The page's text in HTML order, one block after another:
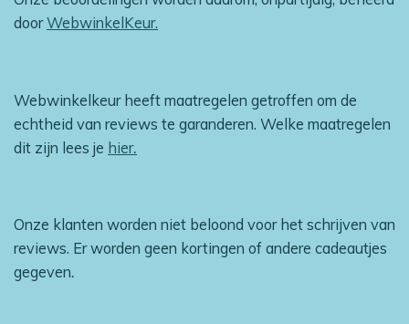
doorWebwinkelKeur.
Webwinkelkeur heeft maatregelen getroffen om de
echtheid van reviews te garanderen. Welke maatregelen
dit zijn lees je hier.
Onze klanten worden niet beloond voor het schrijven van
reviews. Er worden geen kortingen of andere cadeautjes
gegeven.